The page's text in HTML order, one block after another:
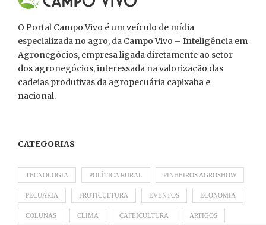
O Portal Campo Vivo é um veículo de mídia
especializada no agro, da Campo Vivo – Inteligência em
Agronegócios, empresa ligada diretamente ao setor
dos agronegócios, interessada na valorização das
cadeias produtivas da agropecuária capixaba e
nacional.
CATEGORIAS
TECNOLOGIA POLÍTICA RURAL PINHEIROS AGROSHOW
PECUÁRIA FRUTICULTURA EVENTOS ECONOMIA
COLUNAS CLIMA CAFEICULTURA ARTIGOS